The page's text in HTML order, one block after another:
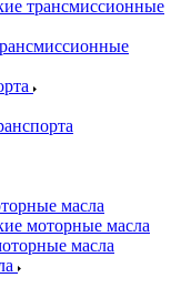
трансмиссионные
масла
моторные масла
масла